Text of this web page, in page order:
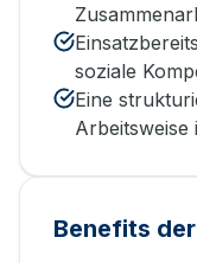
soziale
Eine
Benefits